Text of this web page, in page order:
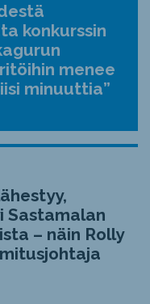
konkurssin
menee
minuuttia”
Sastamalan
– näin Rolly